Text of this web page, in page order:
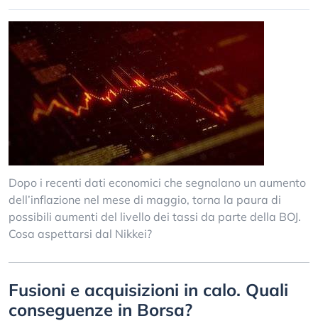
Dopo i recenti dati economici che segnalano un aumento
dell’inflazione nel mese di maggio, torna la paura di
possibili aumenti del livello dei tassi da parte della BOJ.
Cosa aspettarsi dal Nikkei?
Fusioni e acquisizioni in calo. Quali
conseguenze in Borsa?